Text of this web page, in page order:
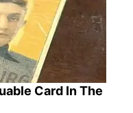
Card In The